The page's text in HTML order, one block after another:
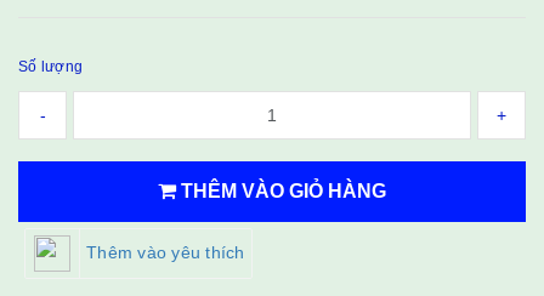
Số lượng
- +
THÊM VÀO GIỎ HÀNG
Thêm vào yêu thích